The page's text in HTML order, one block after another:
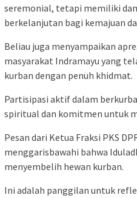
seremonial, tetapi memiliki
berkelanjutan bagi kemajuan
Beliau juga menyampaikan
masyarakat Indramayu yang
kurban dengan penuh khidmat.
Partisipasi aktif dalam
spiritual dan komitmen untuk
Pesan dari Ketua Fraksi PKS
menggarisbawahi bahwa
menyembelih hewan kurban.
Ini adalah panggilan untuk